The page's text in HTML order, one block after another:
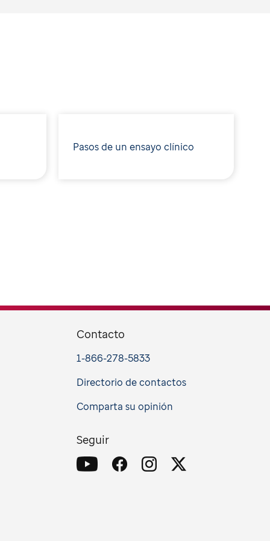
Pasos de un ensayo clínico
Contacto
1-866-278-5833
Directorio de contactos
Comparta su opinión
Seguir